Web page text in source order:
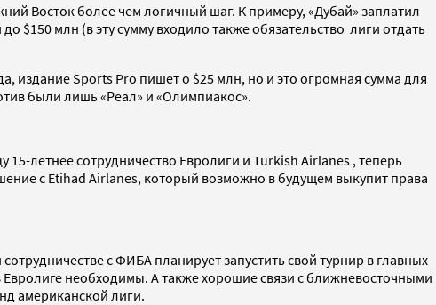
Восток более чем логичный шаг. К примеру, «Дубай» заплатил
$150 млн (в эту сумму входило также обязательство лиги отдать
издание Sports Pro пишет о $25 млн, но и это огромная сумма для
были лишь «Реал» и «Олимпиакос».
летнее сотрудничество Евролиги и Turkish Airlanes , теперь
с Etihad Airlanes, который возможно в будущем выкупит права
с ФИБА планирует запустить свой турнир в главных
необходимы. А также хорошие связи с ближневосточными
американской лиги.